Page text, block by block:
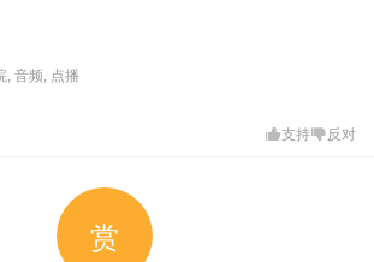
,音频, 点播
支持 反对
赏